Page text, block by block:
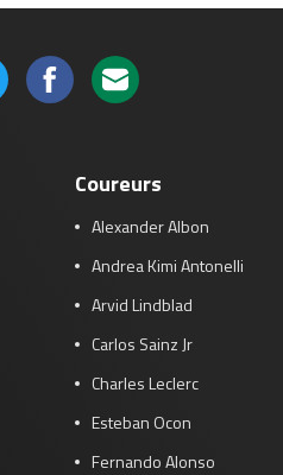
Coureurs
Alexander Albon
Andrea Kimi Antonelli
Arvid Lindblad
Carlos Sainz Jr
Charles Leclerc
Esteban Ocon
Fernando Alonso